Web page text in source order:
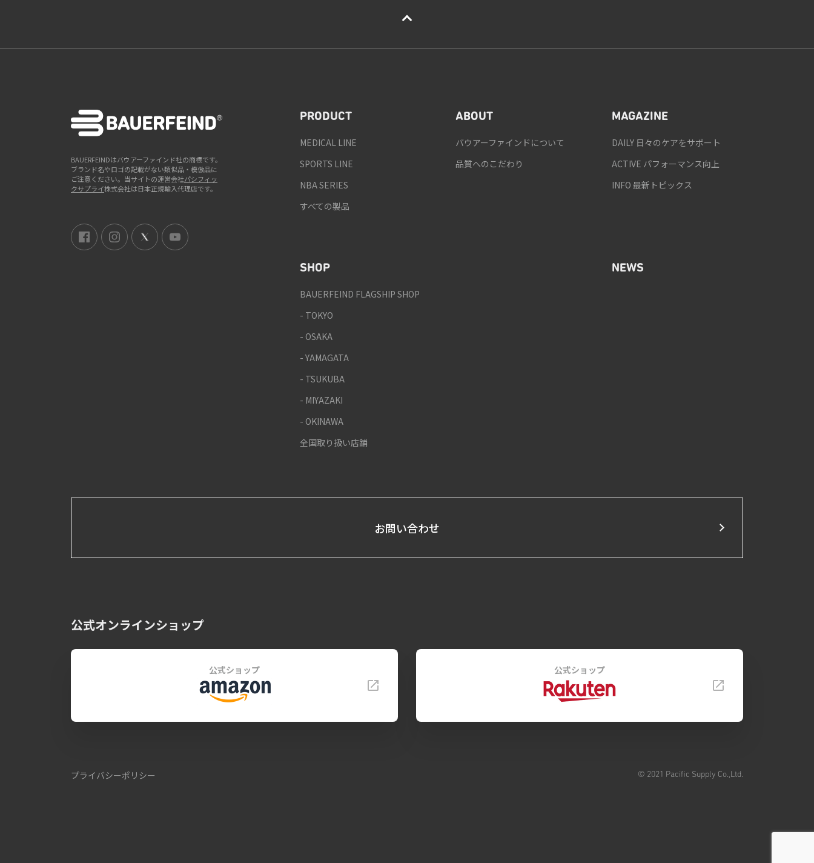
BAUERFEINDはバウアーファインド社の商標です。
ブランド名やロゴの記載がない類似品・模倣品に
ご注意ください。当サイトの運営会社パシフィッ
クサプライ株式会社は日本正規輸入代理店です。
PRODUCT
MEDICAL LINE
SPORTS LINE
NBA SERIES
すべての製品
ABOUT
バウアーファインドについて
品質へのこだわり
MAGAZINE
DAILY 日々のケアをサポート
ACTIVE パフォーマンス向上
INFO 最新トピックス
SHOP
BAUERFEIND FLAGSHIP SHOP
- TOKYO
- OSAKA
- YAMAGATA
- TSUKUBA
- MIYAZAKI
- OKINAWA
全国取り扱い店舗
NEWS
お問い合わせ
公式オンラインショップ
公式ショップ 公式ショップ
プライバシーポリシー © 2021 Pacific Supply Co.,Ltd.